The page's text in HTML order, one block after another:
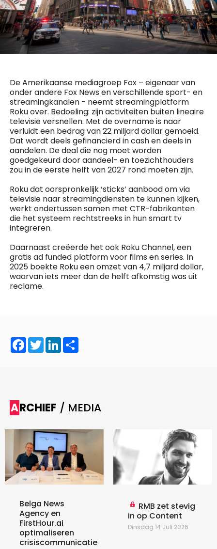
De Amerikaanse mediagroep Fox – eigenaar van
onder andere Fox News en verschillende sport- en
streamingkanalen - neemt streamingplatform
Roku over. Bedoeling: zijn activiteiten buiten lineaire
televisie versnellen. Met de overname is naar
verluidt een bedrag van 22 miljard dollar gemoeid.
Dat wordt deels gefinancierd in cash en deels in
aandelen. De deal die nog moet worden
goedgekeurd door aandeel- en toezichthouders
zou in de eerste helft van 2027 rond moeten zijn.
Roku dat oorspronkelijk ‘sticks’ aanbood om via
televisie naar streamingdiensten te kunnen kijken,
werkt ondertussen samen met CTR-fabrikanten
die het systeem rechtstreeks in hun smart tv
integreren.
Daarnaast creëerde het ook Roku Channel, een
gratis ad funded platform voor films en series. In
2025 boekte Roku een omzet van 4,7 miljard dollar,
waarvan iets meer dan de helft afkomstig was uit
reclame.
Facebook
TwitterLinkedIn
ARCHIEF / MEDIA
Belga News
Agency en
FirstHour.ai
optimaliseren
crisiscommunicatie
RMB zet stevig
in op Content
Dinsdag 14 Juli 2026
Fred Bouchar
0498 88 64 89
f.bouchar@mm.be
Chief Editor
g.byl@mm.be
Chief Editor
Damien Lemaire
0477 37 31 65
d.lemaire@mm.be
BEVESTIGEN
Daily
Freemium
1 x week
MM Brunch
1 x week
MM Tech
10 x year
MM Best of
Research
10 x year
MM Blue
4 x year
MM Magazine
(digital)
Vragen ?